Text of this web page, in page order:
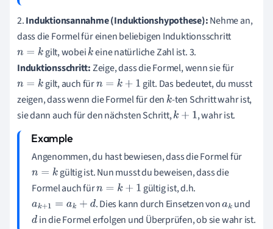
2.Induktionsannahme (Induktionshypothese):Nehme an,
dass die Formel für einen beliebigen Induktionsschritt
n=k gilt, wobeikeine natürliche Zahl ist. 3.
Induktionsschritt:Zeige, dass die Formel, wenn sie für
n=k gilt, auch fürn=k+ 1
gilt. Das bedeutet, du musst
zeigen, dass wenn die Formel für denk-ten Schritt wahr ist,
sie dann auch für den nächsten Schritt,k+1 , wahr ist.
Angenommen, du hast bewiesen, dass die Formel für
n=k
gültig ist. Nun musst du beweisen, dass die
Formel auch fürn=k+ 1
gültig ist, d.h.
ak+1= ak +d . Dies kann durch Einsetzen vonak und
din die Formel erfolgen und Überprüfen, ob sie wahr ist.